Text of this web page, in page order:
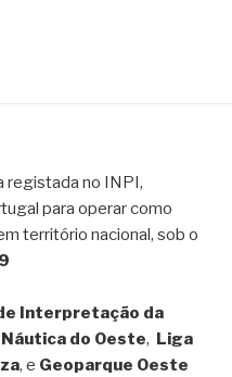
registada no INPI,
para operar como
território nacional, sob o
Interpretação da
do Oeste, Liga
, e Geoparque Oeste